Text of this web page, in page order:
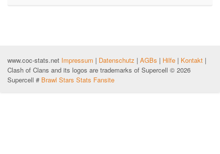
www.coc-stats.net Impressum | Datenschutz | AGBs | Hilfe | Kontakt |
Clash of Clans and its logos are trademarks of Supercell © 2026
Supercell # Brawl Stars Stats Fansite